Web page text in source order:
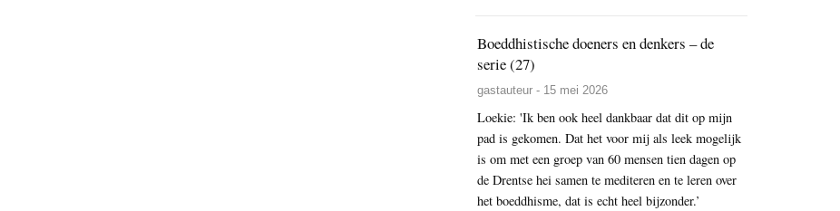
Boeddhistische doeners en denkers – de
serie (27)
gastauteur - 15 mei 2026
Loekie: 'Ik ben ook heel dankbaar dat dit op mijn
pad is gekomen. Dat het voor mij als leek mogelijk
is om met een groep van 60 mensen tien dagen op
de Drentse hei samen te mediteren en te leren over
het boeddhisme, dat is echt heel bijzonder.’